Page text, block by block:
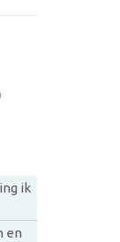
ik
en